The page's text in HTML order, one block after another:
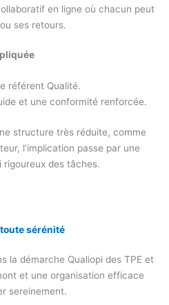
en ligne où chacun peut
ses retours.
référent Qualité.
et une conformité renforcée.
structure très réduite, comme
l’implication passe par une
des tâches.
sérénité
la démarche Qualiopi des TPE et
et une organisation efficace
sereinement.